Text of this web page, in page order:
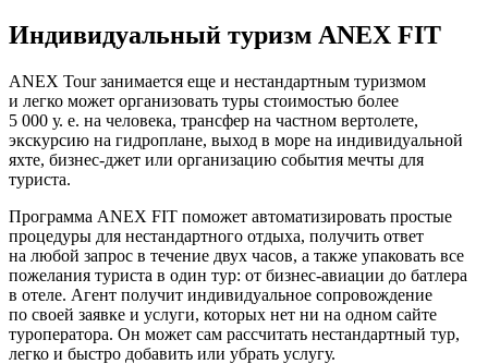
Индивидуальный туризм ANEX FIT
ANEX Tour занимается еще и нестандартным туризмом
и легко может организовать туры стоимостью более
5 000 у. е. на человека, трансфер на частном вертолете,
экскурсию на гидроплане, выход в море на индивидуальной
яхте, бизнес-джет или организацию события мечты для
туриста.
Программа ANEX FIT поможет автоматизировать простые
процедуры для нестандартного отдыха, получить ответ
на любой запрос в течение двух часов, а также упаковать все
пожелания туриста в один тур: от бизнес-авиации до батлера
в отеле. Агент получит индивидуальное сопровождение
по своей заявке и услуги, которых нет ни на одном сайте
туроператора. Он может сам рассчитать нестандартный тур,
легко и быстро добавить или убрать услугу.